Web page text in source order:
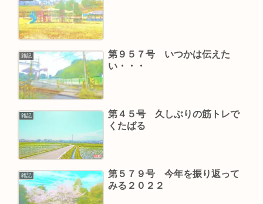
雑記
第９５７号 いつかは伝えた
い・・・
雑記
第４５号 久しぶりの筋トレで
くたばる
雑記
第５７９号 今年を振り返って
みる２０２２